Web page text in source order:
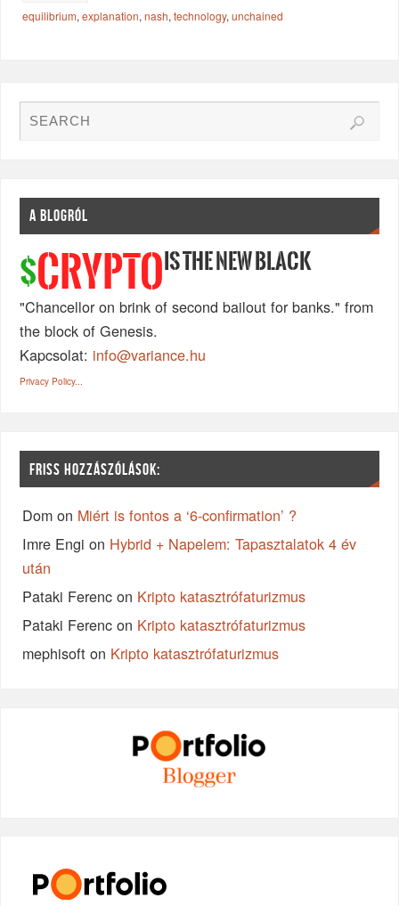
equilibrium,explanation,nash,technology,unchained
A BLOGRÓL
$CRYPTO IS THE NEW BLACK
"Chancellor on brink of second bailout for banks." from
the block of Genesis.
Kapcsolat: info@variance.hu
Privacy Policy...
FRISS HOZZÁSZÓLÁSOK:
Dom on Miért is fontos a ‘6-confirmation’ ?
Imre Engi on Hybrid + Napelem: Tapasztalatok 4 év
után
Pataki Ferenc on Kripto katasztrófaturizmus
Pataki Ferenc on Kripto katasztrófaturizmus
mephisoft on Kripto katasztrófaturizmus